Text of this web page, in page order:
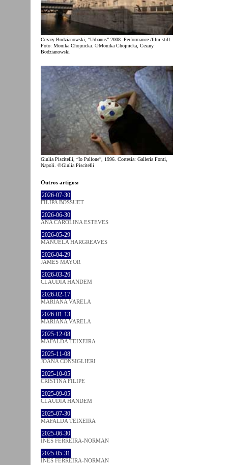
Cezary Bodzianowski, “Urbanus” 2008. Performance /film still.
Foto: Monika Chojnicka. ©Monika Chojnicka, Cezary
Bodzianowski
Giulia Piscitelli, “Io Pallone”, 1996. Cortesia: Galleria Fonti,
Napoli. ©Giulia Piscitelli
Outros artigos:
2026-07-30
FILIPA BOSSUET
2026-06-30
ANA CAROLINA ESTEVES
2026-05-29
MANUELA HARGREAVES
2026-04-29
JAMES MAYOR
2026-03-26
CLÁUDIA HANDEM
2026-02-17
MARIANA VARELA
2026-01-13
MARIANA VARELA
2025-12-08
MAFALDA TEIXEIRA
2025-11-08
JOANA CONSIGLIERI
2025-10-05
CRISTINA FILIPE
2025-09-05
CLÁUDIA HANDEM
2025-07-30
MAFALDA TEIXEIRA
2025-06-30
INÊS FERREIRA-NORMAN
2025-05-31
INÊS FERREIRA-NORMAN